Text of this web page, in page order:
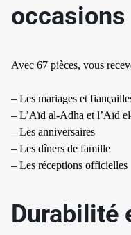
occasions
Avec 67 pièces, vous
– Les mariages et
– L’Aïd al-Adha et l’Aïd
– Les anniversaires
– Les dîners de famille
– Les réceptions officielles
Durabilité